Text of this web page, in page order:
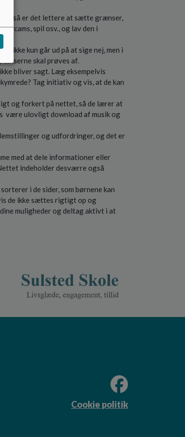
så er det lettere at sætte grænser,
spil osv., og lav den i
ikke kun går ud på at sige nej, men i
skal prøves af.
bliver sagt. Læg eksempelvis
Tag initiativ og vis, at de kan
og forkert på nettet, så de lærer at
være ulovligt download af musik og
og udfordringer, og det er
med at dele informationer eller
indeholder desværre også
i de sider, som børnene kan
de ikke sættes rigtigt op og
muligheder og deltag aktivt i at
Cookie politik